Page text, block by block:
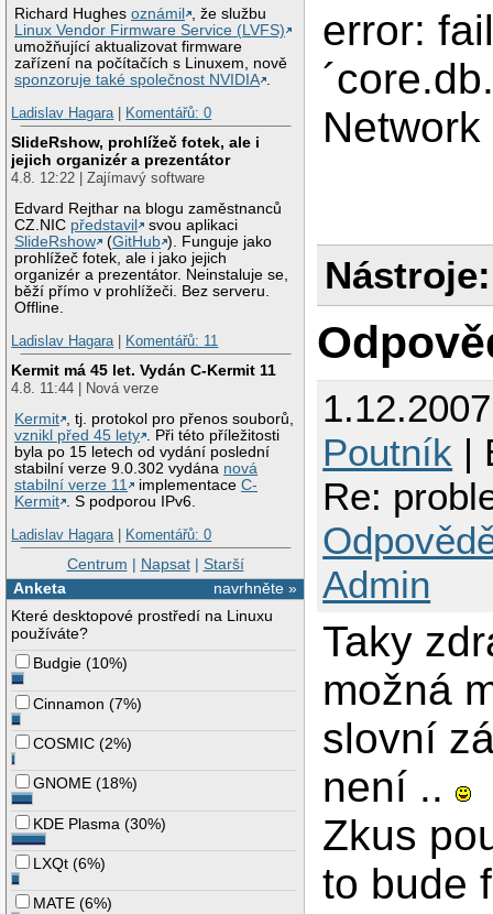
Richard Hughesoznámil
, že službu
Linux Vendor Firmware Service (LVFS)
umožňující aktualizovat firmware
zařízení na počítačích s Linuxem, nově
sponzoruje také společnost NVIDIA .
Ladislav Hagara| Komentářů: 0
SlideRshow, prohlížeč fotek, ale i
jejich organizér a prezentátor
4.8. 12:22 | Zajímavý software
Edvard Rejthar na blogu zaměstnanců
CZ.NIC představil
svou aplikaci
SlideRshow
(GitHub ). Funguje jako
prohlížeč fotek, ale i jako jejich
organizér a prezentátor. Neinstaluje se,
běží přímo v prohlížeči. Bez serveru.
Offline.
Ladislav Hagara| Komentářů: 11
Kermit má 45 let. Vydán C-Kermit 11
4.8. 11:44 | Nová verze
Kermit , tj. protokol pro přenos souborů,
vznikl před 45 lety . Při této příležitosti
byla po 15 letech od vydání poslední
stabilní verze 9.0.302 vydána nová
stabilní verze 11
implementaceC-
Kermit . S podporou IPv6.
Ladislav Hagara| Komentářů: 0
Centrum | Napsat| Starší
navrhněte »
Anketa
Které desktopové prostředí na Linuxu
používáte?
Budgie (10%)
Cinnamon (7%)
COSMIC (2%)
GNOME (18%)
KDE Plasma (30%)
LXQt (6%)
MATE (6%)
error:
Nástroje:
Poutník |
Re:
Admin
Taky
možná
slovní
není ..
Zkus
to bude